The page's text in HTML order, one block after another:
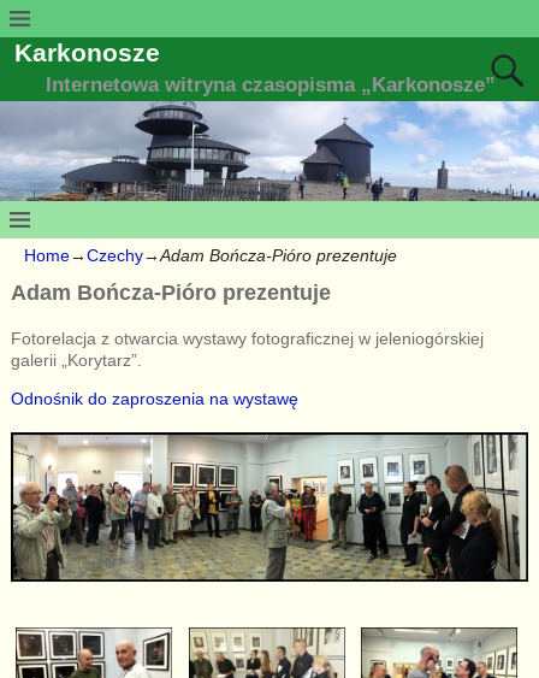
Karkonosze
Internetowa witryna czasopisma „Karkonosze”
Home→Czechy→Adam Bończa-Pióro prezentuje
Adam Bończa-Pióro prezentuje
Fotorelacja z otwarcia wystawy fotograficznej w jeleniogórskiej
galerii „Korytarz”.
Odnośnik do zaproszenia na wystawę